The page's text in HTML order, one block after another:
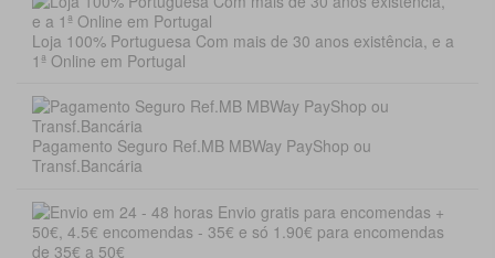
Loja 100% Portuguesa Com mais de 30 anos existência, e a
1ª Online em Portugal
Pagamento Seguro Ref.MB MBWay PayShop ou
Transf.Bancária